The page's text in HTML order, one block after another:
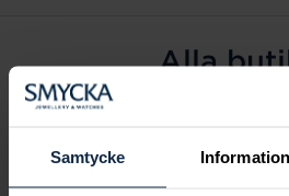
Samtycke Information
Alla
Alingsås
Arvidsjaur